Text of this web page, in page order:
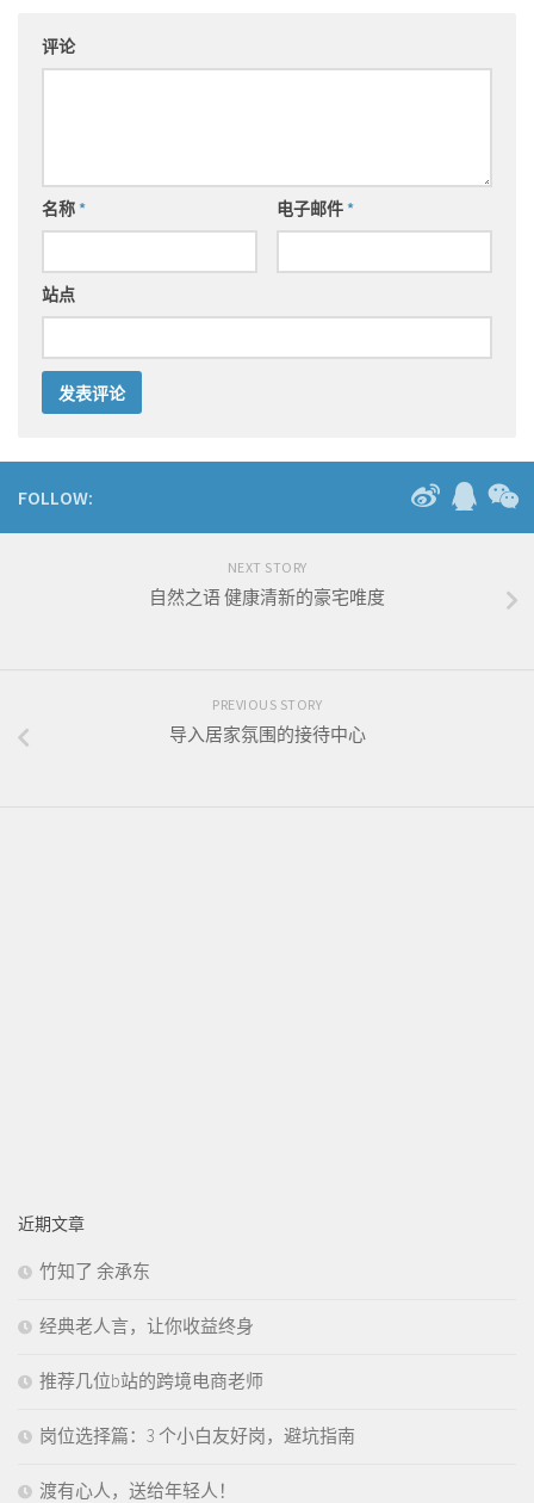
评论
名称* 电子邮件*
站点
FOLLOW:
NEXT STORY
自然之语 健康清新的豪宅唯度
PREVIOUS STORY
导入居家氛围的接待中心
近期文章
竹知了 余承东
经典老人言，让你收益终身
推荐几位b站的跨境电商老师
岗位选择篇：3 个小白友好岗，避坑指南
渡有心人，送给年轻人！